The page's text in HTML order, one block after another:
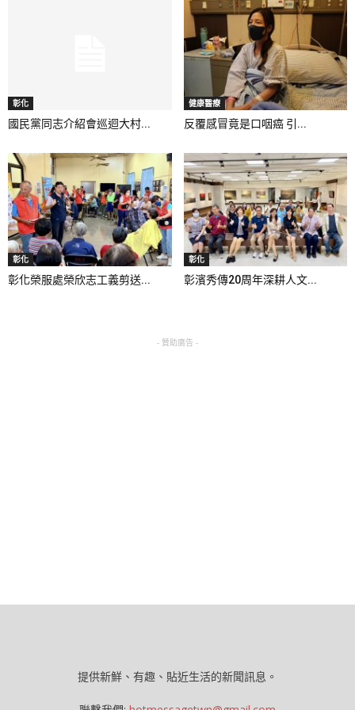
彰化
國民黨同志介紹會巡迴大村...
健康醫療
反覆感冒竟是口咽癌 引...
彰化
彰化榮服處榮欣志工義剪送...
彰化
彰濱秀傳20周年深耕人文...
- 贊助廣告 -
提供新鮮、有趣、貼近生活的新聞訊息。